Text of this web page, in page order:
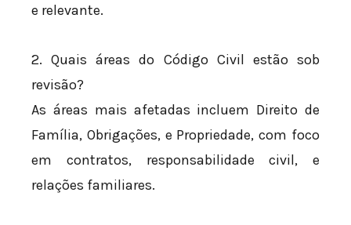
e relevante.
2. Quais áreas do Código Civil estão sob
revisão?
As áreas mais afetadas incluem Direito de
Família, Obrigações, e Propriedade, com foco
em contratos, responsabilidade civil, e
relações familiares.